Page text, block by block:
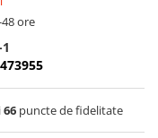
ore
66puncte de fidelitate